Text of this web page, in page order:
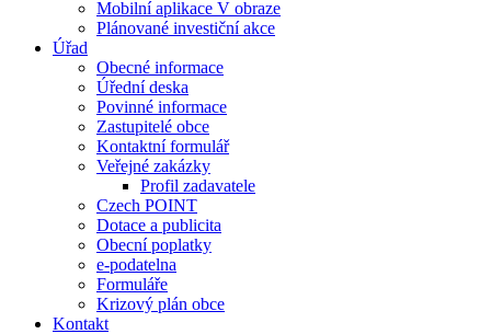
Mobilní aplikace V obraze
Plánované investiční akce
Úřad
Obecné informace
Úřední deska
Povinné informace
Zastupitelé obce
Kontaktní formulář
Veřejné zakázky
Profil zadavatele
Czech POINT
Dotace a publicita
Obecní poplatky
e-podatelna
Formuláře
Krizový plán obce
Kontakt